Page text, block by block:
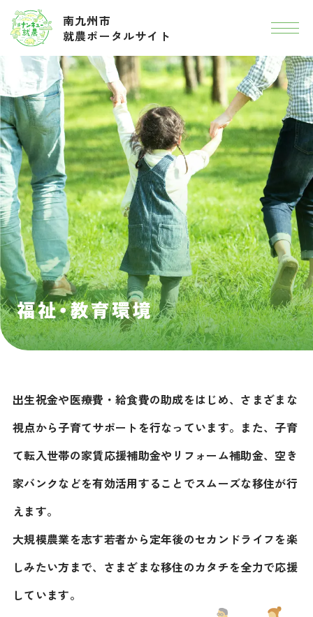
南九州市
就農ポータルサイト
出生祝金や医療費・給食費の助成をはじめ、さまざまな
視点から子育てサポートを行なっています。また、子育
て転入世帯の家賃応援補助金やリフォーム補助金、空き
家バンクなどを有効活用することでスムーズな移住が行
えます。
大規模農業を志す若者から定年後のセカンドライフを楽
しみたい方まで、さまざまな移住のカタチを全力で応援
しています。